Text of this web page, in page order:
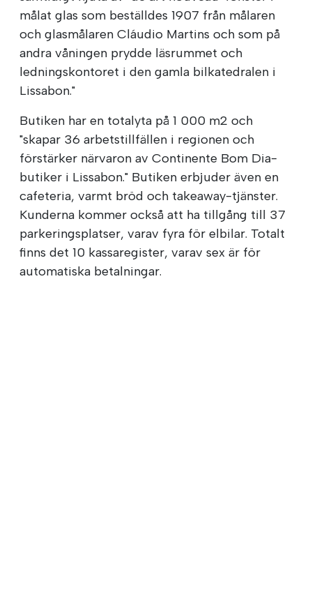
målat glas som beställdes 1907 från målaren
och glasmålaren Cláudio Martins och som på
andra våningen prydde läsrummet och
ledningskontoret i den gamla bilkatedralen i
Lissabon."
Butiken har en totalyta på 1 000 m2 och
"skapar 36 arbetstillfällen i regionen och
förstärker närvaron av Continente Bom Dia-
butiker i Lissabon." Butiken erbjuder även en
cafeteria, varmt bröd och takeaway-tjänster.
Kunderna kommer också att ha tillgång till 37
parkeringsplatser, varav fyra för elbilar. Totalt
finns det 10 kassaregister, varav sex är för
automatiska betalningar.